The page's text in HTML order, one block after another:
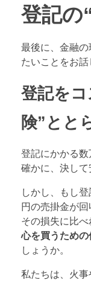
登記の
最後に、金融
たいことをお話
登記を
険”とと
登記にかかる数
確かに、決して
しかし、もし
円の売掛金が
その損失に比
心を買うための
しょうか。
私たちは、火